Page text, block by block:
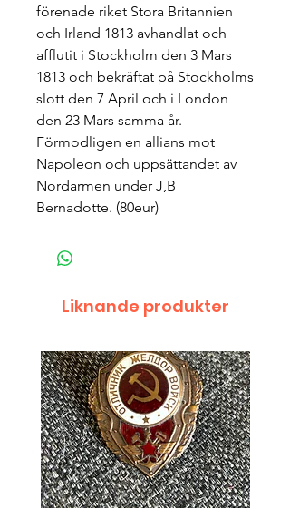
förenade riket Stora Britannien
och Irland 1813 avhandlat och
afflutit i Stockholm den 3 Mars
1813 och bekräftat på Stockholms
slott den 7 April och i London
den 23 Mars samma år.
Förmodligen en allians mot
Napoleon och uppsättandet av
Nordarmen under J,B
Bernadotte. (80eur)
Liknande produkter